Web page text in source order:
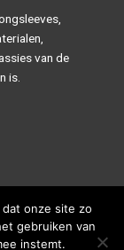
van de
is.
onze site zo
gebruiken van
instemt.